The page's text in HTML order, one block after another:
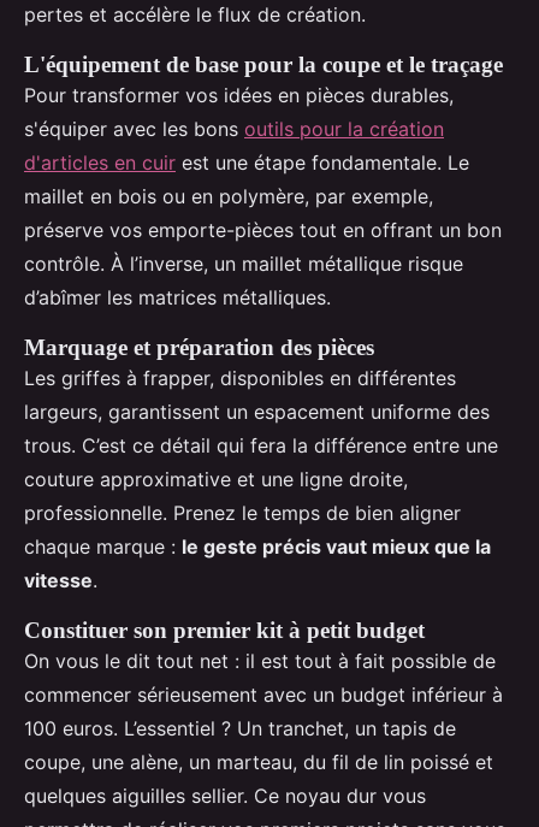
pertes et accélère le flux de création.
L'équipement de base pour la coupe et le traçage
Pour transformer vos idées en pièces durables,
s'équiper avec les bons outils pour la création
d'articles en cuir est une étape fondamentale. Le
maillet en bois ou en polymère, par exemple,
préserve vos emporte-pièces tout en offrant un bon
contrôle. À l’inverse, un maillet métallique risque
d’abîmer les matrices métalliques.
Marquage et préparation des pièces
Les griffes à frapper, disponibles en différentes
largeurs, garantissent un espacement uniforme des
trous. C’est ce détail qui fera la différence entre une
couture approximative et une ligne droite,
professionnelle. Prenez le temps de bien aligner
chaque marque : le geste précis vaut mieux que la
vitesse.
Constituer son premier kit à petit budget
On vous le dit tout net : il est tout à fait possible de
commencer sérieusement avec un budget inférieur à
100 euros. L’essentiel ? Un tranchet, un tapis de
coupe, une alène, un marteau, du fil de lin poissé et
quelques aiguilles sellier. Ce noyau dur vous